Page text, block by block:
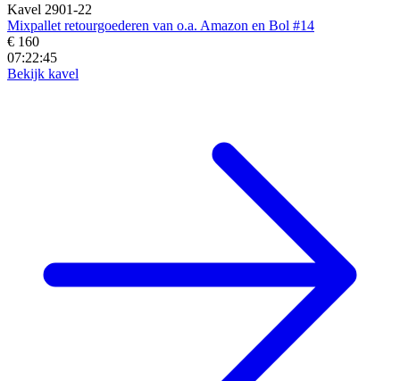
Kavel 2901-22
Mixpallet retourgoederen van o.a. Amazon en Bol #14
€ 160
07:22:43
Bekijk kavel